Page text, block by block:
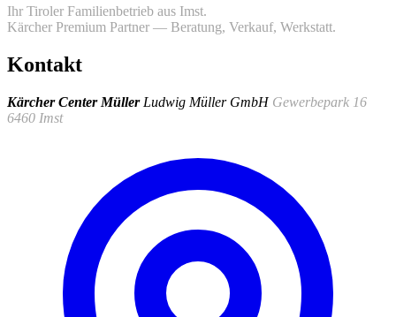
Ihr Tiroler Familienbetrieb aus Imst.
Kärcher Premium Partner — Beratung, Verkauf, Werkstatt.
Kontakt
Kärcher Center Müller Ludwig Müller GmbH Gewerbepark 16
6460 Imst